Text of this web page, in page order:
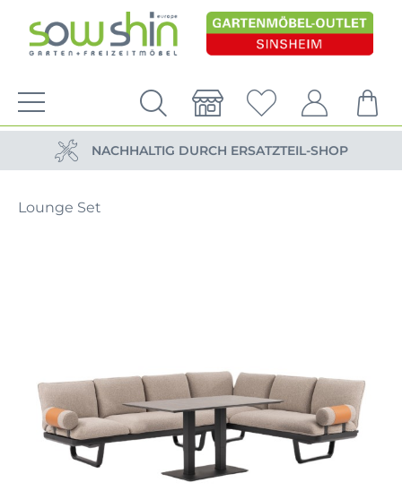
PERSÖNLICHE BERATUNG
NACHHALTIG DURCH ERSATZTEIL-SHOP
Lounge Set